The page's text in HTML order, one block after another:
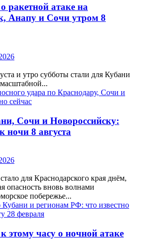
ракетной атаке на
Анапу и Сочи утром 8
и утро субботы стали для Кубани
Сочи и Новороссийску:
ночи 8 августа
для Краснодарского края днём,
опасность вновь волнами
побережье...
этому часу о ночной атаке